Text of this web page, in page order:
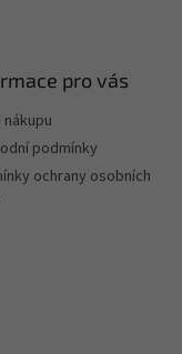
pro vás
nákupu
podmínky
ochrany osobních